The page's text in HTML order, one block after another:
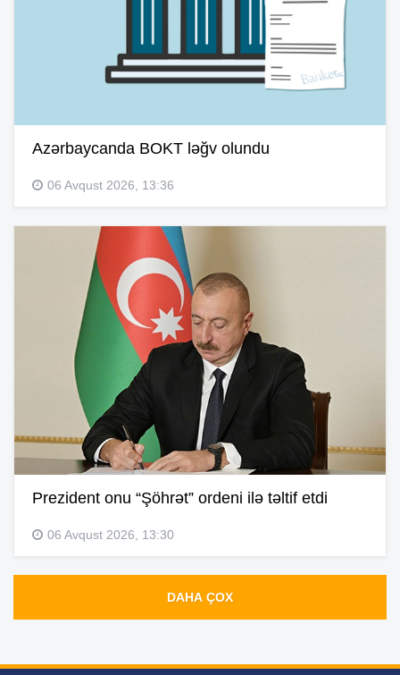
Azərbaycanda BOKT ləğv olundu
06 Avqust 2026, 13:36
Prezident onu “Şöhrət” ordeni ilə təltif etdi
06 Avqust 2026, 13:30
DAHA ÇOX